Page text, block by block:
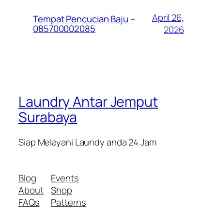
Tempat Pencucian Baju –
085700002085
April 26,
2026
Laundry Antar Jemput
Surabaya
Siap Melayani Laundy anda 24 Jam
Blog
About
FAQs
Events
Shop
Patterns